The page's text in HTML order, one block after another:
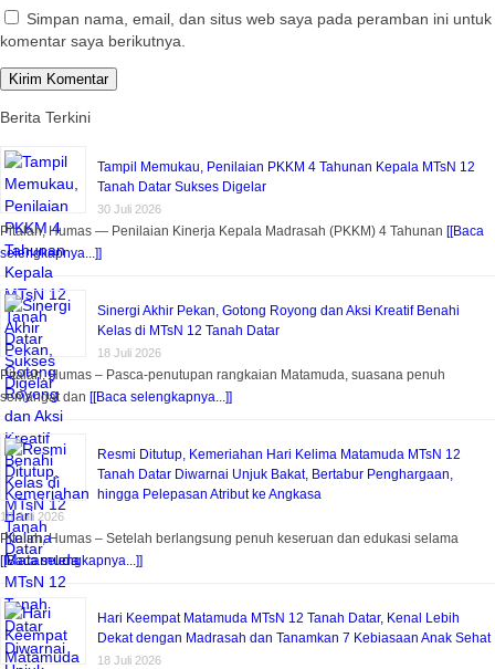
Simpan nama, email, dan situs web saya pada peramban ini untuk
komentar saya berikutnya.
Berita Terkini
Tampil Memukau, Penilaian PKKM 4 Tahunan Kepala MTsN 12
Tanah Datar Sukses Digelar
30 Juli 2026
Pitalah, Humas — Penilaian Kinerja Kepala Madrasah (PKKM) 4 Tahunan [[Baca
selengkapnya...]]
Sinergi Akhir Pekan, Gotong Royong dan Aksi Kreatif Benahi
Kelas di MTsN 12 Tanah Datar
18 Juli 2026
Pitalah, Humas – Pasca-penutupan rangkaian Matamuda, suasana penuh
semangat dan [[Baca selengkapnya...]]
Resmi Ditutup, Kemeriahan Hari Kelima Matamuda MTsN 12
Tanah Datar Diwarnai Unjuk Bakat, Bertabur Penghargaan,
hingga Pelepasan Atribut ke Angkasa
18 Juli 2026
Pitalah, Humas – Setelah berlangsung penuh keseruan dan edukasi selama
[[Baca selengkapnya...]]
Hari Keempat Matamuda MTsN 12 Tanah Datar, Kenal Lebih
Dekat dengan Madrasah dan Tanamkan 7 Kebiasaan Anak Sehat
18 Juli 2026